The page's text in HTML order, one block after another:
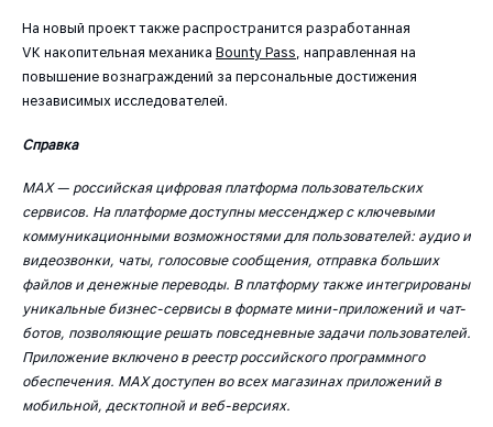
На новый проект также распространится разработанная
VK накопительная механика Bounty Pass , направленная на
повышение вознаграждений за персональные достижения
независимых исследователей.
Справка
MAX — российская цифровая платформа пользовательских
сервисов. На платформе доступны мессенджер с ключевыми
коммуникационными возможностями для пользователей: аудио и
видеозвонки, чаты, голосовые сообщения, отправка больших
файлов и денежные переводы. В платформу также интегрированы
уникальные бизнес-сервисы в формате мини-приложений и чат-
ботов, позволяющие решать повседневные задачи пользователей.
Приложение включено в реестр российского программного
обеспечения. МАХ доступен во всех магазинах приложений в
мобильной, десктопной и веб-версиях.